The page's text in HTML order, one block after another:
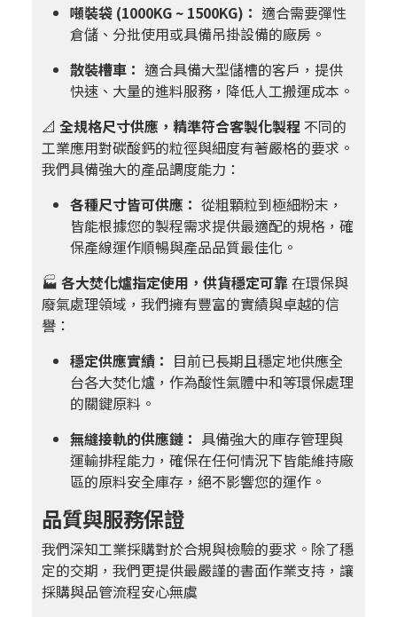
噸裝袋 (1000KG ~ 1500KG)： 適合需要彈性
倉儲、分批使用或具備吊掛設備的廠房。
散裝槽車： 適合具備大型儲槽的客戶，提供
快速、大量的進料服務，降低人工搬運成本。
📐 全規格尺寸供應，精準符合客製化製程 不同的
工業應用對碳酸鈣的粒徑與細度有著嚴格的要求。
我們具備強大的產品調度能力：
各種尺寸皆可供應： 從粗顆粒到極細粉末，
皆能根據您的製程需求提供最適配的規格，確
保產線運作順暢與產品品質最佳化。
🏭 各大焚化爐指定使用，供貨穩定可靠 在環保與
廢氣處理領域，我們擁有豐富的實績與卓越的信
譽：
穩定供應實績： 目前已長期且穩定地供應全
台各大焚化爐，作為酸性氣體中和等環保處理
的關鍵原料。
無縫接軌的供應鏈： 具備強大的庫存管理與
運輸排程能力，確保在任何情況下皆能維持廠
區的原料安全庫存，絕不影響您的運作。
品質與服務保證
我們深知工業採購對於合規與檢驗的要求。除了穩
定的交期，我們更提供最嚴謹的書面作業支持，讓
採購與品管流程安心無虞